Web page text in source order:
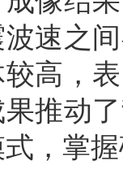
波速之
较高，
果推动
，掌